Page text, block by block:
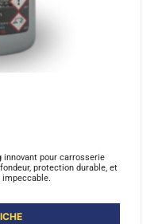
innovant pour carrosserie
protection durable, et